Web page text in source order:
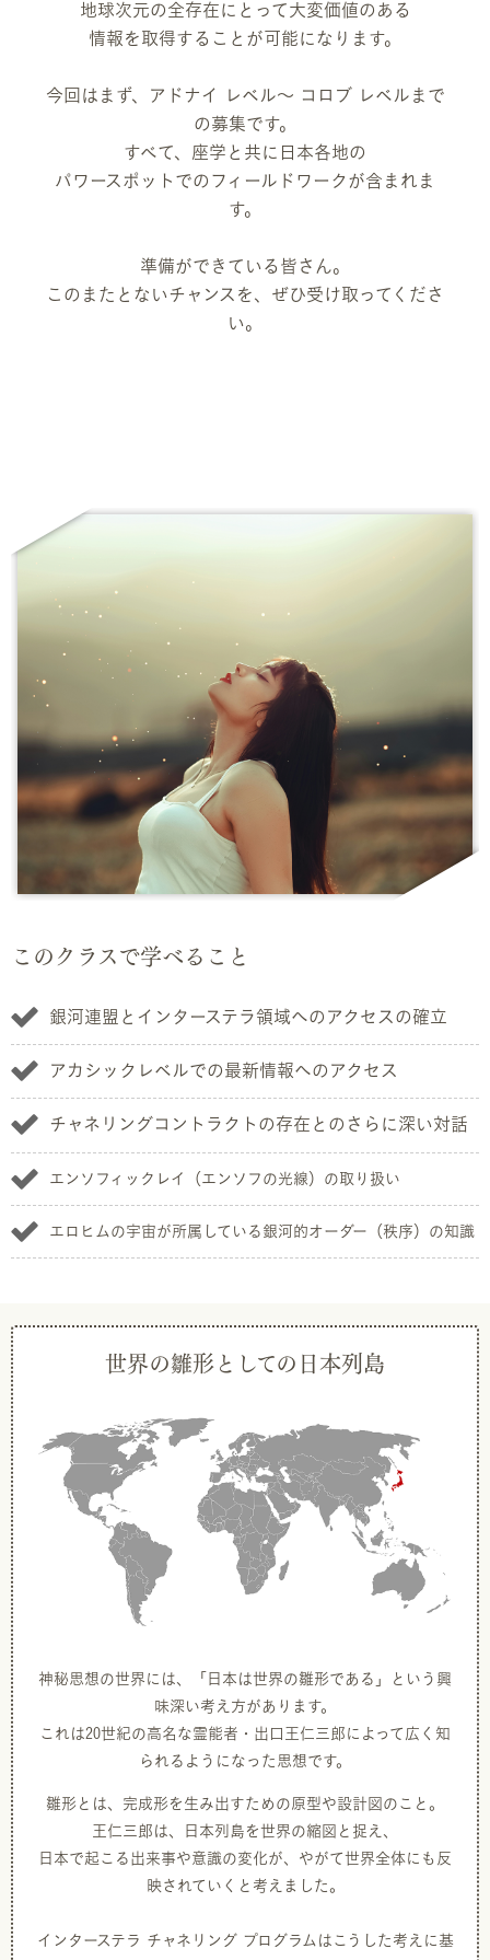
地球次元の全存在にとって大変価値のある
情報を取得することが可能になります。
今回はまず、アドナイ レベル〜 コロブ レベルまで
の募集です。
すべて、座学と共に日本各地の
パワースポットでのフィールドワークが含まれま
す。
準備ができている皆さん。
このまたとないチャンスを、ぜひ受け取ってくださ
い。
このクラスで学べること
銀河連盟とインターステラ領域へのアクセスの確立
アカシックレベルでの最新情報へのアクセス
チャネリングコントラクトの存在とのさらに深い対話
エンソフィックレイ（エンソフの光線）の取り扱い
エロヒムの宇宙が所属している銀河的オーダー（秩序）の知識
世界の雛形としての日本列島
神秘思想の世界には、「日本は世界の雛形である」という興
味深い考え方があります。
これは20世紀の高名な霊能者・出口王仁三郎によって広く知
られるようになった思想です。
雛形とは、完成形を生み出すための原型や設計図のこと。
王仁三郎は、日本列島を世界の縮図と捉え、
日本で起こる出来事や意識の変化が、やがて世界全体にも反
映されていくと考えました。
インターステラ チャネリング プログラムはこうした考えに基